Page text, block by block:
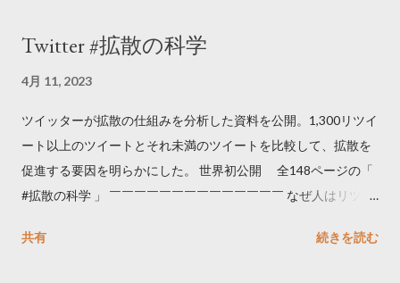
Twitter #拡散の科学
4月 11, 2023
ツイッターが拡散の仕組みを分析した資料を公開。1,300リツイ
ート以上のツイートとそれ未満のツイートを比較して、拡散を
促進する要因を明らかにした。 世界初公開 全148ページの「
#拡散の科学 」 ￣￣￣￣￣￣￣￣￣￣￣￣￣￣ なぜ人はリツイ
学しました。 ー バズの目安は1300リツイート ー 人は16の熱量
共有 続きを読む